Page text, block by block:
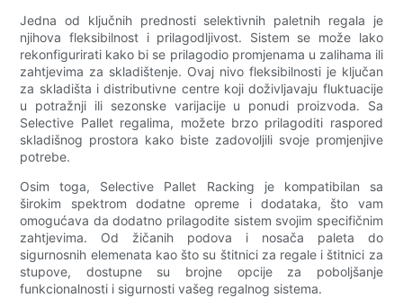
Jedna od ključnih prednosti selektivnih paletnih regala je
njihova fleksibilnost i prilagodljivost. Sistem se može lako
rekonfigurirati kako bi se prilagodio promjenama u zalihama ili
zahtjevima za skladištenje. Ovaj nivo fleksibilnosti je ključan
za skladišta i distributivne centre koji doživljavaju fluktuacije
u potražnji ili sezonske varijacije u ponudi proizvoda. Sa
Selective Pallet regalima, možete brzo prilagoditi raspored
skladišnog prostora kako biste zadovoljili svoje promjenjive
potrebe.
Osim toga, Selective Pallet Racking je kompatibilan sa
širokim spektrom dodatne opreme i dodataka, što vam
omogućava da dodatno prilagodite sistem svojim specifičnim
zahtjevima. Od žičanih podova i nosača paleta do
sigurnosnih elemenata kao što su štitnici za regale i štitnici za
stupove, dostupne su brojne opcije za poboljšanje
funkcionalnosti i sigurnosti vašeg regalnog sistema.